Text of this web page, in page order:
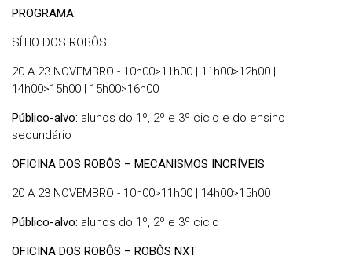
PROGRAMA:
SÍTIO DOS ROBÔS
20 A 23 NOVEMBRO - 10h00>11h00 | 11h00>12h00 |
14h00>15h00 | 15h00>16h00
Público-alvo: alunos do 1º, 2º e 3º ciclo e do ensino
secundário
OFICINA DOS ROBÔS – MECANISMOS INCRÍVEIS
20 A 23 NOVEMBRO - 10h00>11h00 | 14h00>15h00
Público-alvo: alunos do 1º, 2º e 3º ciclo
OFICINA DOS ROBÔS – ROBÔS NXT